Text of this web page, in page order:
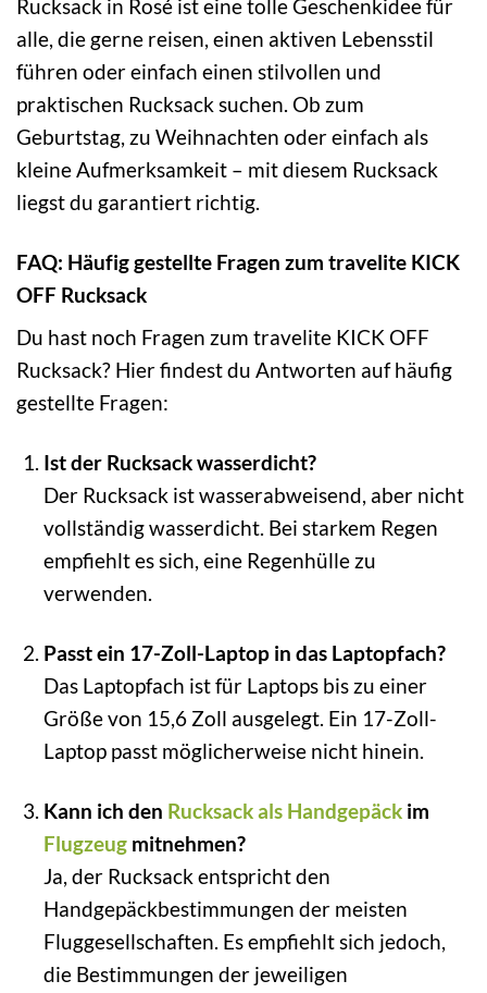
Rucksack in Rosé ist eine tolle Geschenkidee für
alle, die gerne reisen, einen aktiven Lebensstil
führen oder einfach einen stilvollen und
praktischen Rucksack suchen. Ob zum
Geburtstag, zu Weihnachten oder einfach als
kleine Aufmerksamkeit – mit diesem Rucksack
liegst du garantiert richtig.
FAQ: Häufig gestellte Fragen zum travelite KICK
OFF Rucksack
Du hast noch Fragen zum travelite KICK OFF
Rucksack? Hier findest du Antworten auf häufig
gestellte Fragen:
Ist der Rucksack wasserdicht?
Der Rucksack ist wasserabweisend, aber nicht
vollständig wasserdicht. Bei starkem Regen
empfiehlt es sich, eine Regenhülle zu
verwenden.
Passt ein 17-Zoll-Laptop in das Laptopfach?
Das Laptopfach ist für Laptops bis zu einer
Größe von 15,6 Zoll ausgelegt. Ein 17-Zoll-
Laptop passt möglicherweise nicht hinein.
Kann ich den Rucksack als Handgepäckim
Flugzeugmitnehmen?
Ja, der Rucksack entspricht den
Handgepäckbestimmungen der meisten
Fluggesellschaften. Es empfiehlt sich jedoch,
die Bestimmungen der jeweiligen